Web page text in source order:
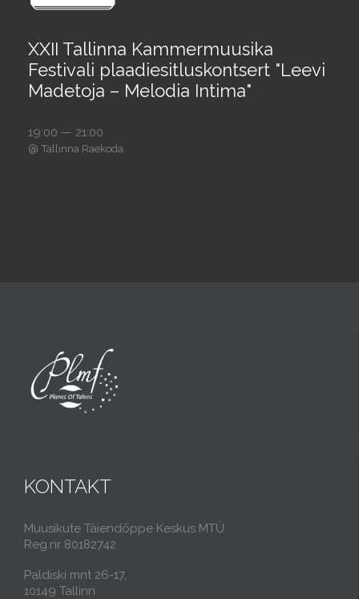
XXII Tallinna Kammermuusika
Festivali plaadiesitluskontsert "Leevi
Madetoja – Melodia Intima"
19:00 — 21:00
@ Tallinna Raekoda
KONTAKT
Muusikute Täiendõppe Keskus MTÜ
Reg.nr 80182742
Paldiski mnt 26-17,
10149 Tallinn